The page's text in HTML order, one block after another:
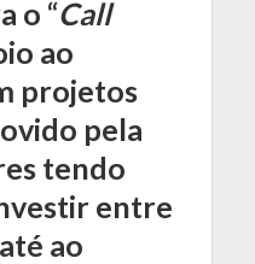
o “Call
ao
projetos
pela
tendo
entre
ao